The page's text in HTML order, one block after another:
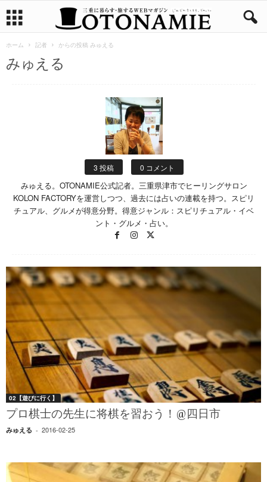
ホーム 記者 からの投稿 みゅえる
みゅえる
3 投稿 0 コメント
みゅえる。OTONAMIE公式記者。三重県津市でヒーリングサロン
KOLON FACTORYを運営しつつ、過去には占いの連載を持つ。スピリ
チュアル、グルメが得意分野。得意ジャンル：スピリチュアル・イベ
ント・グルメ・占い。
02【遊びに行く】
プロ棋士の先生に将棋を習おう！@四日市
みゅえる - 2016-02-25